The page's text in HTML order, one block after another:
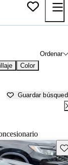
Ordenar
Color
Guardar